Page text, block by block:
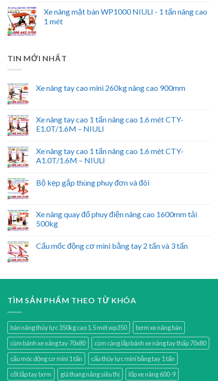
Xe nâng mặt bàn WP1000 NIULI - 1 tấn nâng cao
1 mét
TIN MỚI NHẤT
Xe nâng tay cao mini 260kg nâng cao 900mm
Xe nâng tay cao 1 tấn nâng cao 1.6 mét CTY-
E1.0T/1.6M – NIULI
Xe nâng tay cao 1 tấn nâng cao 1.6 mét CTY-
A1.0T/1.6M – NIULI
Bộ kẹp gắp thùng phuy đơn và đôi
Xe nâng quay đổ phuy điện nâng cao 1600mm tải
500kg
Cẩu mốc động cơ mini bằng tay 2 tấn và 3 tấn
TÌM SẢN PHẨM THEO TỪ KHÓA
bàn nâng thủy lực 350kg cao 1.5 mét wp350
bơm xe nâng bàn
cùm bánh xe nâng tay 70x80
cùm càng lắp bánh xe nâng tay thấp 70x80
cẩu móc động cơ mini 1 tấn
cẩu thủy lực mini bằng tay 1 tấn
cốt lắp tay bơm
giá thang nâng siêu thị
lốp xe nâng 600-9